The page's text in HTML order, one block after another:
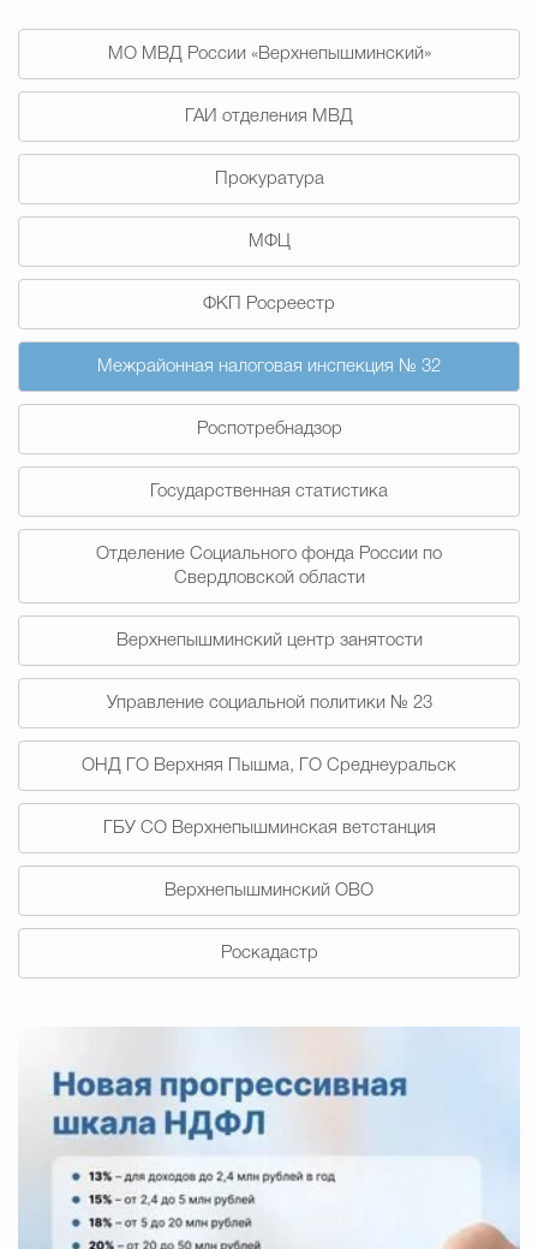
Противодействие
Городская среда Социальная
Экономика
Счётная палата Городского
Общественная
Градостроительство и
Государственные организации
МО МВД России «Верхнепышминский»
ГАИ отделения МВД
Прокуратура
МФЦ
ФКП Росреестр
Межрайонная налоговая инспекция № 32
Роспотребнадзор
Государственная статистика
Отделение Социального фонда России по
Свердловской области
Верхнепышминский центр занятости
Управление социальной политики № 23
ОНД ГО Верхняя Пышма, ГО Среднеуральск
ГБУ СО Верхнепышминская ветстанция
Верхнепышминский ОВО
Роскадастр